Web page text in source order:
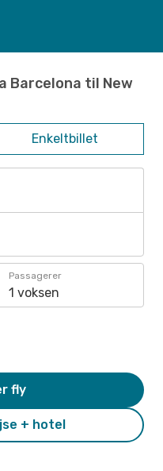
Barcelona til New
Enkeltbillet
Passagerer
1 voksen
+ hotel
fly